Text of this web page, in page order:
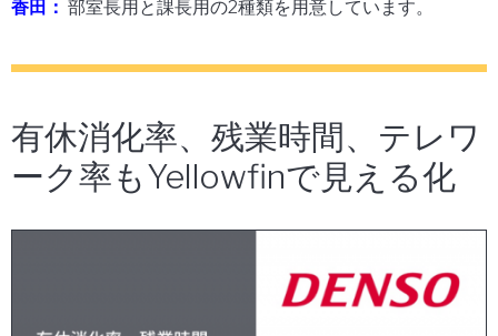
香田： 部室長用と課長用の2種類を用意しています。
有休消化率、残業時間、テレワ
ーク率もYellowfinで見える化